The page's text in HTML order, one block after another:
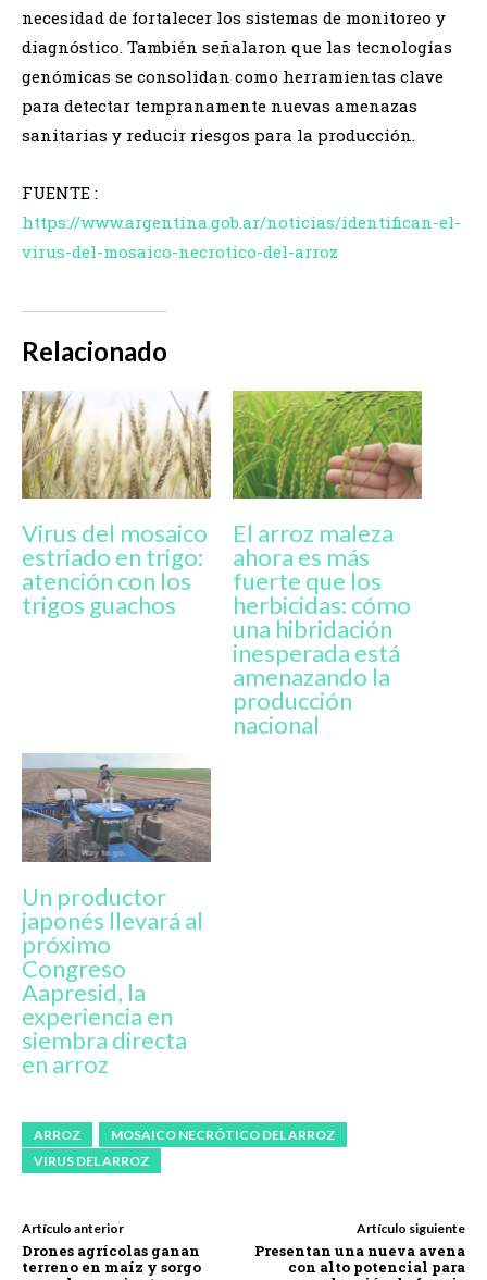
necesidad de fortalecer los sistemas de monitoreo y
diagnóstico. También señalaron que las tecnologías
genómicas se consolidan como herramientas clave
para detectar tempranamente nuevas amenazas
sanitarias y reducir riesgos para la producción.
FUENTE :
https://www.argentina.gob.ar/noticias/identifican-el-
virus-del-mosaico-necrotico-del-arroz
Relacionado
Virus del mosaico
estriado en trigo:
atención con los
trigos guachos
El arroz maleza
ahora es más
fuerte que los
herbicidas: cómo
una hibridación
inesperada está
amenazando la
producción
nacional
Un productor
japonés llevará al
próximo
Congreso
Aapresid, la
experiencia en
siembra directa
en arroz
ARROZ
MOSAICO NECRÓTICO DEL ARROZ
VIRUS DEL ARROZ
Artículo anterior
Drones agrícolas ganan
terreno en maíz y sorgo
Artículo siguiente
Presentan una nueva avena
con alto potencial para